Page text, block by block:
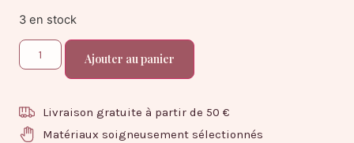
3 en stock
Ajouter au panier
Livraison gratuite à partir de 50 €
Matériaux soigneusement sélectionnés